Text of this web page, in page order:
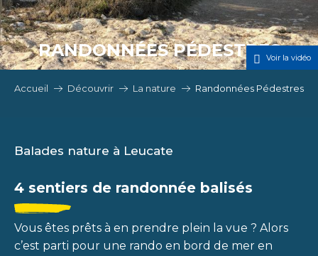
RANDONNÉES PÉDESTRESVoir la vidéo
Accueil Découvrir La nature Randonnées Pédestres
Balades nature à Leucate
4 sentiers de randonnée balisés
Vous êtes prêts à en prendre plein la vue ? Alors
c’est parti pour une rando en bord de mer en